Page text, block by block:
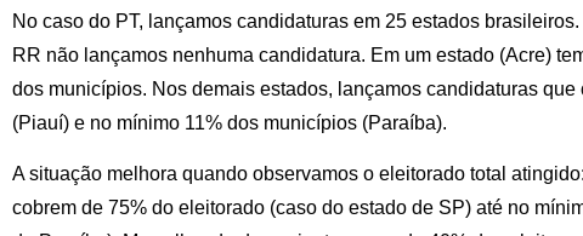
No caso do PT, lançamos candidaturas em 25 estados
RR não lançamos nenhuma candidatura. Em um estado (Acre)
dos municípios. Nos demais estados, lançamos candidaturas que
(Piauí) e no mínimo 11% dos municípios (Paraíba).
A situação melhora quando observamos o eleitorado total
cobrem de 75% do eleitorado (caso do estado de SP) até no